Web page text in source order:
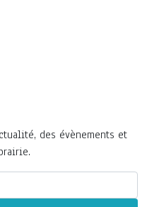
des évènements et